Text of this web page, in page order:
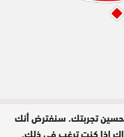
تجربتك. سنفترض أنك